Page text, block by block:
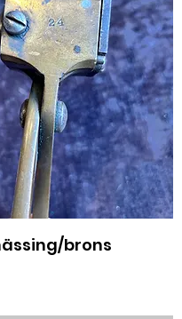
brons